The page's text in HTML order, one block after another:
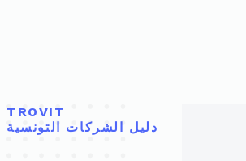
TROVIT
دليل الشركات التونسية